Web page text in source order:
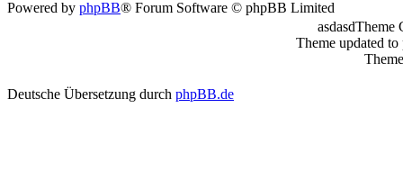
Powered by phpBB® Forum Software © phpBB Limited
asdasdTheme
Theme updated
Deutsche Übersetzung durch phpBB.de